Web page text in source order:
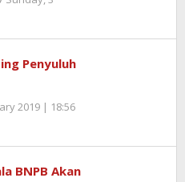
Penyuluh
2019 | 18:56
BNPB Akan